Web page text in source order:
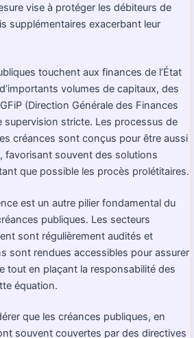
vise à protéger les débiteurs de
supplémentaires exacerbant leur
touchent aux finances de l’État
volumes de capitaux, des
(Direction Générale des Finances
supervision stricte. Les processus de
créances sont conçus pour être aussi
favorisant souvent des solutions
que possible les procès prolétitaires.
est un autre pilier fondamental du
publiques. Les secteurs
sont régulièrement audités et
sont rendues accessibles pour assurer
tout en plaçant la responsabilité des
équation.
que les créances publiques, en
souvent couvertes par des directives